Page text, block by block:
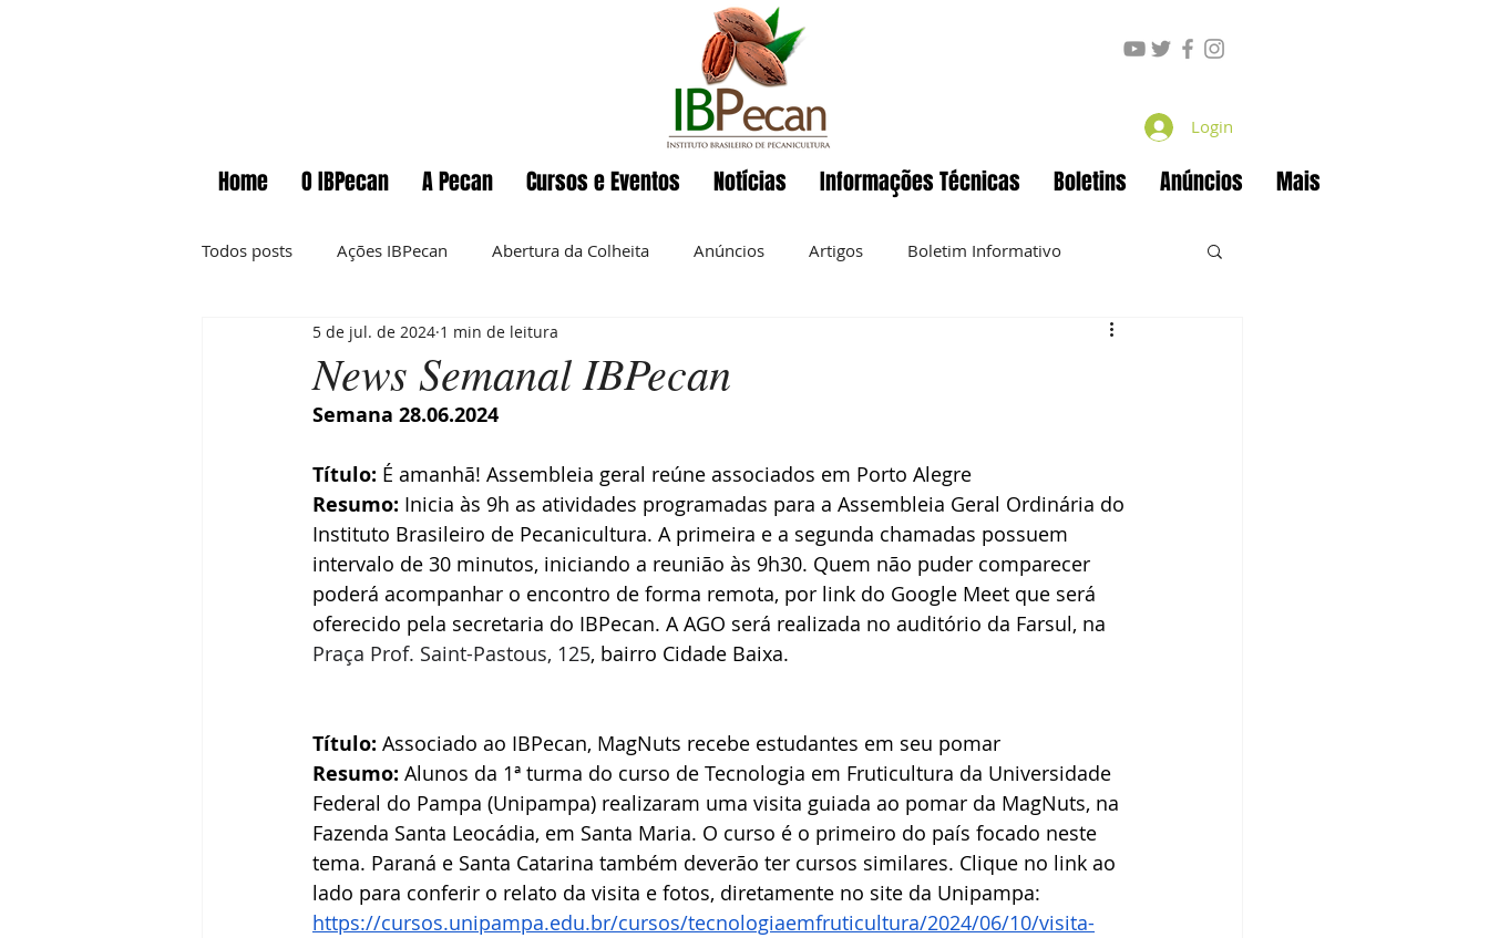
Login
Home O IBPecan A Pecan Cursos e Eventos Notícias Informações Técnicas Boletins Anúncios Mais
Todos posts Ações IBPecan Abertura da Colheita Anúncios Artigos Boletim Informativo
Comunicados Cursos Eventos
Informações técnicas News semanal
Segredos da Pecan Expointer Festividades Publicações Associados IBPecan
Revista Brasil Pecan
News Semanal IBPecan
5 de jul. de 2024 1 min de leitura
Semana 28.06.2024
Título: É amanhã! Assembleia geral reúne associados em Porto Alegre
Resumo: Inicia às 9h as atividades programadas para a Assembleia Geral Ordinária do
Instituto Brasileiro de Pecanicultura. A primeira e a segunda chamadas possuem
intervalo de 30 minutos, iniciando a reunião às 9h30. Quem não puder comparecer
poderá acompanhar o encontro de forma remota, por link do Google Meet que será
oferecido pela secretaria do IBPecan. A AGO será realizada no auditório da Farsul, na
Praça Prof. Saint-Pastous, 125, bairro Cidade Baixa.
Título: Associado ao IBPecan, MagNuts recebe estudantes em seu pomar
Resumo: Alunos da 1ª turma do curso de Tecnologia em Fruticultura da Universidade
Federal do Pampa (Unipampa) realizaram uma visita guiada ao pomar da MagNuts, na
Fazenda Santa Leocádia, em Santa Maria. O curso é o primeiro do país focado neste
tema. Paraná e Santa Catarina também deverão ter cursos similares. Clique no link ao
lado para conferir o relato da visita e fotos, diretamente no site da Unipampa:
https://cursos.unipampa.edu.br/cursos/tecnologiaemfruticultura/2024/06/10/visita-